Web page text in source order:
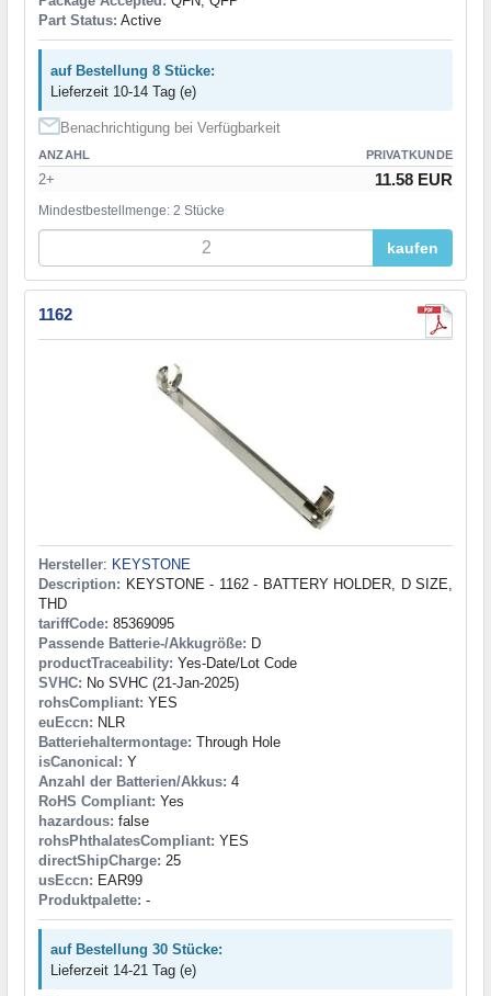
Part Status: Active
auf Bestellung 8 Stücke:
Lieferzeit 10-14 Tag (e)
Benachrichtigung bei Verfügbarkeit
ANZAHL PRIVATKUNDE
2+ 11.58 EUR
Mindestbestellmenge: 2 Stücke
kaufen
1162
Hersteller: KEYSTONE
Description: KEYSTONE - 1162 - BATTERY HOLDER, D SIZE,
THD
tariffCode: 85369095
Passende Batterie-/Akkugröße: D
productTraceability: Yes-Date/Lot Code
SVHC: No SVHC (21-Jan-2025)
rohsCompliant: YES
euEccn: NLR
Batteriehaltermontage: Through Hole
isCanonical: Y
Anzahl der Batterien/Akkus: 4
RoHS Compliant: Yes
hazardous: false
rohsPhthalatesCompliant: YES
directShipCharge: 25
usEccn: EAR99
Produktpalette: -
auf Bestellung 30 Stücke:
Lieferzeit 14-21 Tag (e)